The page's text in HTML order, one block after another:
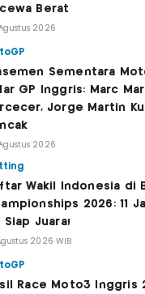
Berat
2026
Sementara
GP Inggris: Marc
Jorge Martin
2026
Wakil Indonesia di
2026: 11
Siap Juara!
2026 WIB
Race Moto3 Inggris